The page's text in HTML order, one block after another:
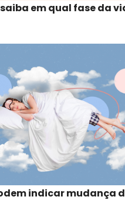
em qual fase da
indicar mudança